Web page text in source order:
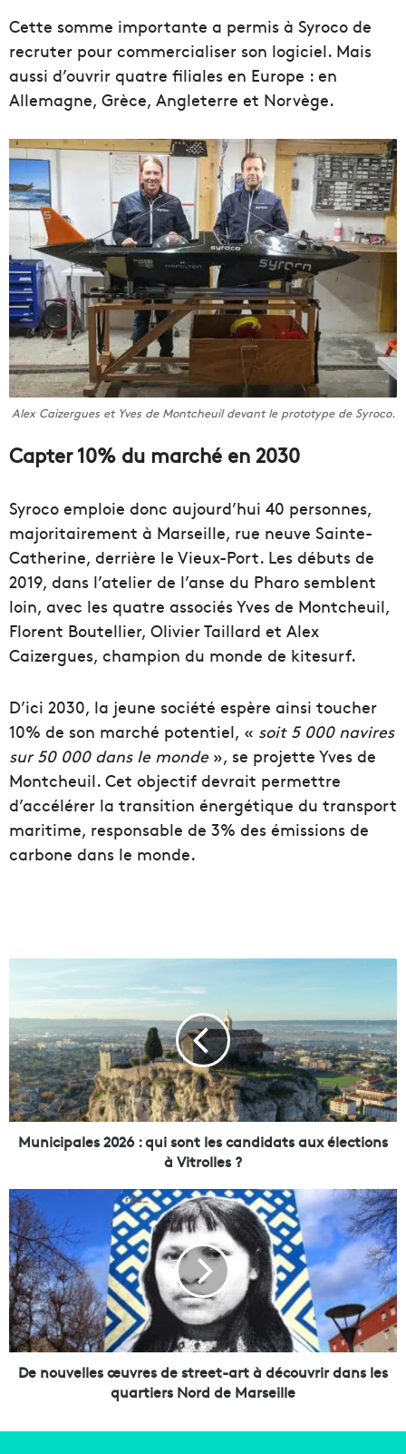
Cette somme importante a permis à Syroco de
recruter pour commercialiser son logiciel. Mais
aussi d’ouvrir quatre filiales en Europe : en
Allemagne, Grèce, Angleterre et Norvège.
Alex Caizergues et Yves de Montcheuil devant le prototype de Syroco.
Capter 10% du marché en 2030
Syroco emploie donc aujourd’hui 40 personnes,
majoritairement à Marseille, rue neuve Sainte-
Catherine, derrière le Vieux-Port. Les débuts de
2019, dans l’atelier de l’anse du Pharo semblent
loin, avec les quatre associés Yves de Montcheuil,
Florent Boutellier, Olivier Taillard et Alex
Caizergues, champion du monde de kitesurf.
D’ici 2030, la jeune société espère ainsi toucher
10% de son marché potentiel, « soit 5 000 navires
sur 50 000 dans le monde», se projette Yves de
Montcheuil. Cet objectif devrait permettre
d’accélérer la transition énergétique du transport
maritime, responsable de 3% des émissions de
carbone dans le monde.
i
c
i
p
a
l
0
2
6
:
q
u
i
s
o
Municipales 2026 : qui sont les candidats aux élections
à Vitrolles ?
D
e
n
o
u
v
e
l
l
u
De nouvelles œuvres de street-art à découvrir dans les
quartiers Nord de Marseille